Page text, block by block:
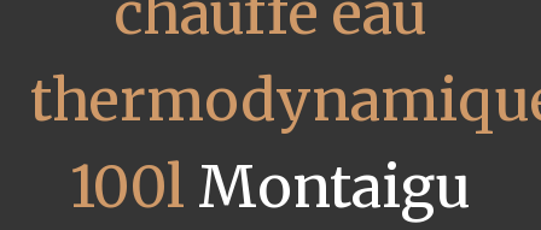
100l Montaigu